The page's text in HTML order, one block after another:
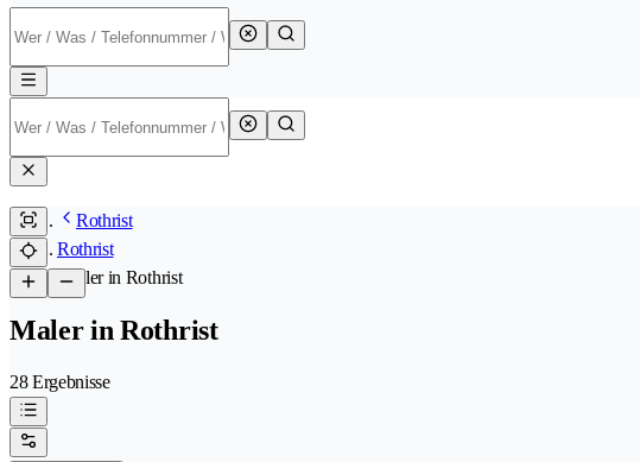
Rothrist
Rothrist
/Maler in Rothrist
Maler in Rothrist
28 Ergebnisse